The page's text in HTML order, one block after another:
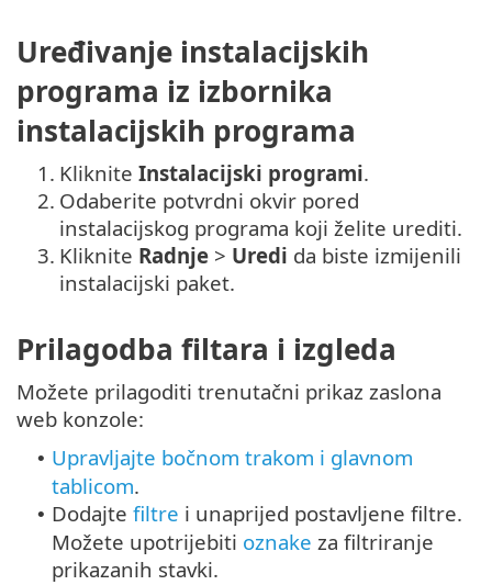
Uređivanje instalacijskih
programa iz izbornika
instalacijskih programa
1. Kliknite Instalacijski programi.
2. Odaberite potvrdni okvir pored
instalacijskog programa koji želite urediti.
3. Kliknite Radnje > Uredi da biste izmijenili
instalacijski paket.
Prilagodba filtara i izgleda
Možete prilagoditi trenutačni prikaz zaslona
web konzole:
• Upravljajte bočnom trakom i glavnom
tablicom.
• Dodajte filtre i unaprijed postavljene filtre.
Možete upotrijebiti oznake za filtriranje
prikazanih stavki.